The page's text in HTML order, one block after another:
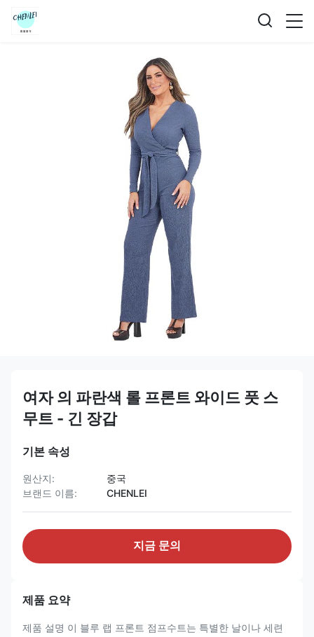
여자 의 파란색 롤 프론트 와이드 풋 스
무트 - 긴 장갑
기본 속성
원산지:
중국
브랜드 이름:
CHENLEI
지금 문의
제품 요약
제품 설명 이 블루 랩 프론트 점프수트는 특별한 날이나 세련